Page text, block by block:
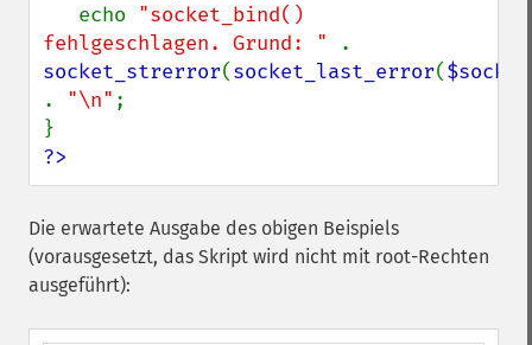
   echo
"socket_bind()
fehlgeschlagen. Grund: "
socket_strerror(socket_last_error($socket
. "\n" ;
?>
Die erwartete Ausgabe des obigen Beispiels
(vorausgesetzt, das Skript wird nicht mit root-Rechten
ausgeführt):